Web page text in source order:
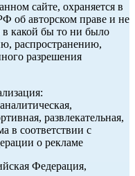
сайте, охраняется в
об авторском праве и не
какой бы то ни было
распространению,
разрешения
развлекательная,
в соответствии с
о рекламе
Федерация,